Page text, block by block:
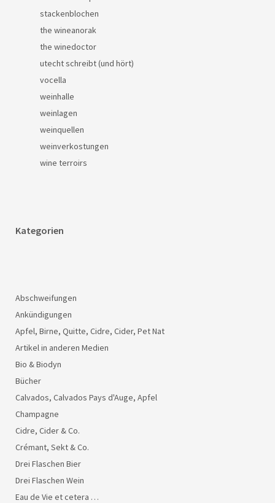
stackenblochen
the wineanorak
the winedoctor
utecht schreibt (und hört)
vocella
weinhalle
weinlagen
weinquellen
weinverkostungen
wine terroirs
Kategorien
Abschweifungen
Ankündigungen
Apfel, Birne, Quitte, Cidre, Cider, Pet Nat
Artikel in anderen Medien
Bio & Biodyn
Bücher
Calvados, Calvados Pays d'Auge, Apfel
Champagne
Cidre, Cider & Co.
Crémant, Sekt & Co.
Drei Flaschen Bier
Drei Flaschen Wein
Eau de Vie et cetera …